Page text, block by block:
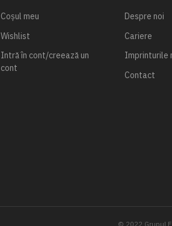
Coșul meu
Wishlist
Intră în cont/creează un
cont
Despre noi
Cariere
Imprinturile
Contact
© 2022 Grupul